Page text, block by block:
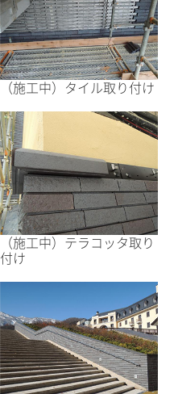
（施工中）タイル取り付け
（施工中）テラコッタ取り
付け